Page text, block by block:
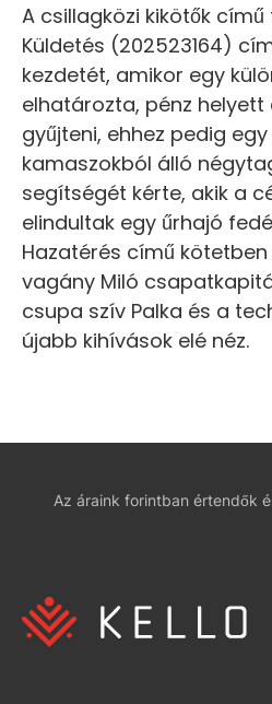
A csillagközi kikötők
Küldetés (202523164)
kezdetét, amikor egy
elhatározta, pénz
gyűjteni, ehhez pedig egy
kamaszokból álló
segítségét kérte, akik a
elindultak egy űrhajó
Hazatérés című
vagány Miló
csupa szív Palka és a
újabb kihívások elé néz.
Az áraink forintban értendők